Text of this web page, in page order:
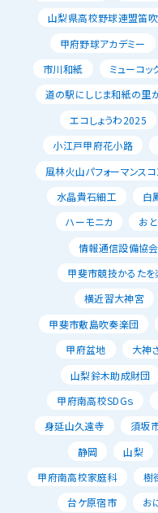
山梨県高校野球連盟笛
甲府野球アカデミー
市川和紙
ミューコッ
道の駅にしじま和紙の里
エコしょうわ2025
小江戸甲府花小路
風林火山パフォーマンスコ
水晶貴石細工
白
ハーモニカ
お
情報通信設備協会
甲斐市競技かるたを
横近習大神宮
甲斐市敷島吹奏楽団
甲府盆地
大神
山梨鈴木助成財団
甲府南高校SDGｓ
身延山久遠寺
須坂
静岡
山梨
甲府南高校家庭科
樹
台ケ原宿市
お